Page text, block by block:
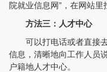
院就业信息网”，在网站里
方法三：人才中心
可以打电话或者直接去
信息，清晰地向工作人员
户籍地人才中心。